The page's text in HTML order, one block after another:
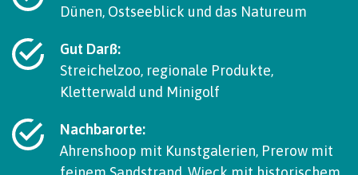
Dünen, Ostseeblick und das Natureum
Gut Darß:
Streichelzoo, regionale Produkte,
Kletterwald und Minigolf
Nachbarorte:
Ahrenshoop mit Kunstgalerien, Prerow mit